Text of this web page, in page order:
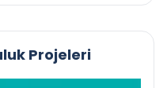
Projeleri